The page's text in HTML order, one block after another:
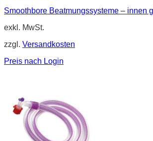
Smoothbore Beatmungssysteme – innen
exkl. MwSt.
zzgl. Versandkosten
Preis nach Login